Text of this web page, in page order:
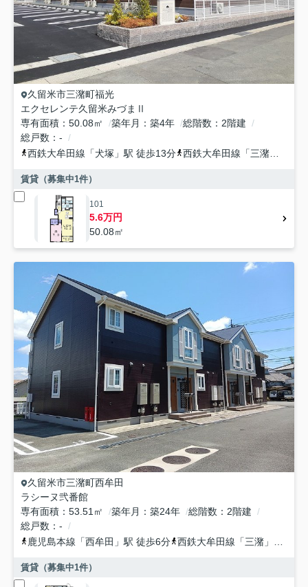
久留米市三潴町福光
エクセレンテ久留米みづまⅡ
専有面積
50.08㎡ 築年月 築4年 総階数
2階建
総戸数
-
西鉄大牟田線 「犬塚 」駅 徒歩13分 西鉄大牟田線 「三潴
賃貸（募集中1件）
101
5.6万円
50.08㎡
久留米市三潴町西牟田
ラシーヌ弐番館
専有面積
53.51㎡ 築年月 築24年 総階数
2階建
総戸数
-
鹿児島本線 「西牟田 」駅 徒歩6分 西鉄大牟田線 「三潴 」駅 徒歩39分
賃貸（募集中1件）